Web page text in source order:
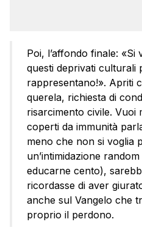
Poi, l’affondo finale: «Si
questi deprivati culturali
rappresentano!». Apriti
querela, richiesta di
risarcimento civile. Vuoi
coperti da immunità
meno che non si voglia
un’intimidazione
educarne cento),
ricordasse di aver
anche sul Vangelo che
proprio il perdono.